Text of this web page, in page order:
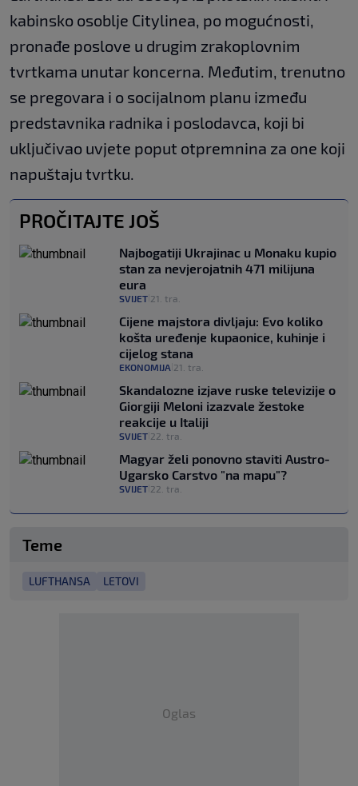
kabinsko osoblje Citylinea, po mogućnosti,
pronađe poslove u drugim zrakoplovnim
tvrtkama unutar koncerna. Međutim, trenutno
se pregovara i o socijalnom planu između
predstavnika radnika i poslodavca, koji bi
uključivao uvjete poput otpremnina za one koji
napuštaju tvrtku.
PROČITAJTE JOŠ
Najbogatiji Ukrajinac u Monaku kupio
stan za nevjerojatnih 471 milijuna
eura
SVIJET 21. tra.
Cijene majstora divljaju: Evo koliko
košta uređenje kupaonice, kuhinje i
cijelog stana
EKONOMIJA 21. tra.
Skandalozne izjave ruske televizije o
Giorgiji Meloni izazvale žestoke
reakcije u Italiji
SVIJET 22. tra.
Magyar želi ponovno staviti Austro-
Ugarsko Carstvo "na mapu"?
SVIJET 22. tra.
Teme
LUFTHANSA LETOVI
Oglas